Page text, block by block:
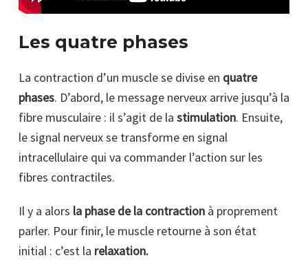
Les quatre phases
La contraction d’un muscle se divise en quatre
phases. D’abord, le message nerveux arrive jusqu’à la
fibre musculaire : il s’agit de la stimulation. Ensuite,
le signal nerveux se transforme en signal
intracellulaire qui va commander l’action sur les
fibres contractiles.
Il y a alors la phase de la contraction à proprement
parler. Pour finir, le muscle retourne à son état
initial : c’est la relaxation.